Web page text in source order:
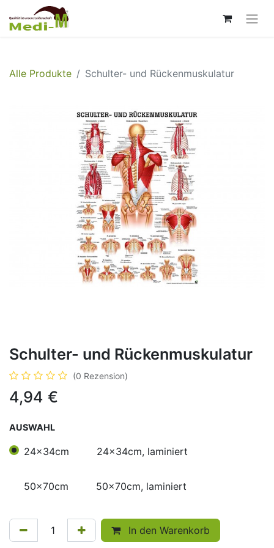
Alle Produkte Schulter- und Rückenmuskulatur
Schulter- und Rückenmuskulatur
(0 Rezension)
4,94 €
AUSWAHL
24x34cm 24x34cm, laminiert
50x70cm 50x70cm, laminiert
In den Warenkorb